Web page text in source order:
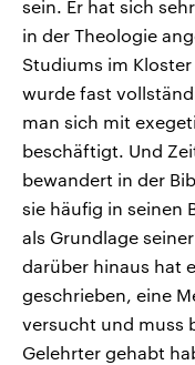
sein. Er hat sich
in der Theologie
Studiums im
wurde fast
man sich mit
beschäftigt. Und
bewandert in der
sie häufig in seinen
als Grundlage
darüber hinaus hat
geschrieben, eine
versucht und muss
Gelehrter gehabt